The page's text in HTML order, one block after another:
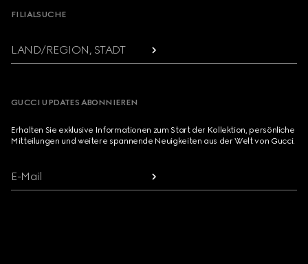
FILIALSUCHE
LAND/REGION, STADT
GUCCI UPDATES ABONNIEREN
Erhalten Sie exklusive Informationen zum Start der Kollektion, persönliche
Mitteilungen und weitere spannende Neuigkeiten aus der Welt von Gucci.
E-Mail